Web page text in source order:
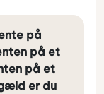
på
på et
på et
er du